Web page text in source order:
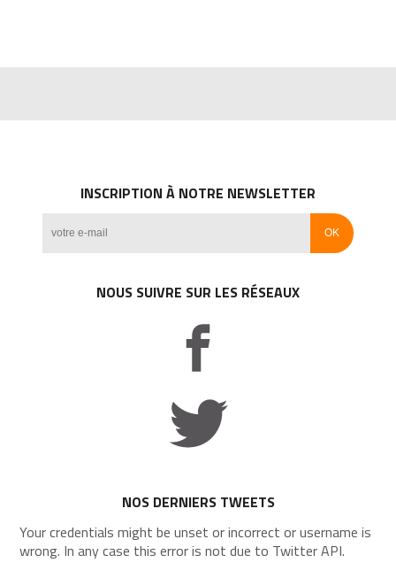
INSCRIPTION À NOTRE NEWSLETTER
NOUS SUIVRE SUR LES RÉSEAUX
NOS DERNIERS TWEETS
Your credentials might be unset or incorrect or username is
wrong. In any case this error is not due to Twitter API.